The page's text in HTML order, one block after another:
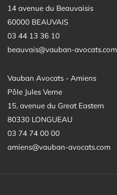
14 avenue du Beauvaisis
60000 BEAUVAIS
03 44 13 36 10
beauvais@vauban-avocats.com
Vauban Avocats - Amiens
Pôle Jules Verne
15, avenue du Great Eastern
80330 LONGUEAU
03 74 74 00 00
amiens@vauban-avocats.com